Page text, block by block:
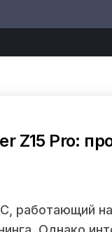
Z15 Pro:
работающий